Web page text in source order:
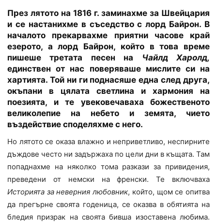
През лятото на 1816 г. заминахме за Швейцария
и се настанихме в съседство с лорд Байрон. В
началото прекарвахме приятни часове край
езерото, а лорд Байрон, който в това време
пишеше третата песен на
Чайлд Харолд,
единствен от нас поверяваше мислите си на
хартията. Той ни ги поднасяше една след друга,
окъпани в цялата светлина и хармония на
поезията, и те увековечаваха божественото
великолепие на небето и земята, чието
въздействие споделяхме с него.
Но лятото се оказа влажно и неприветливо, неспирните
дъждове често ни задържаха по цели дни в къщата. Там
попаднахме на няколко тома разкази за привидения,
преведени от немски на френски. Те включваха
Историята за неверния любовник, който, щом се опитва
да прегърне своята годеница, се оказва в обятията на
бледия призрак на своята бивша изоставена любима.